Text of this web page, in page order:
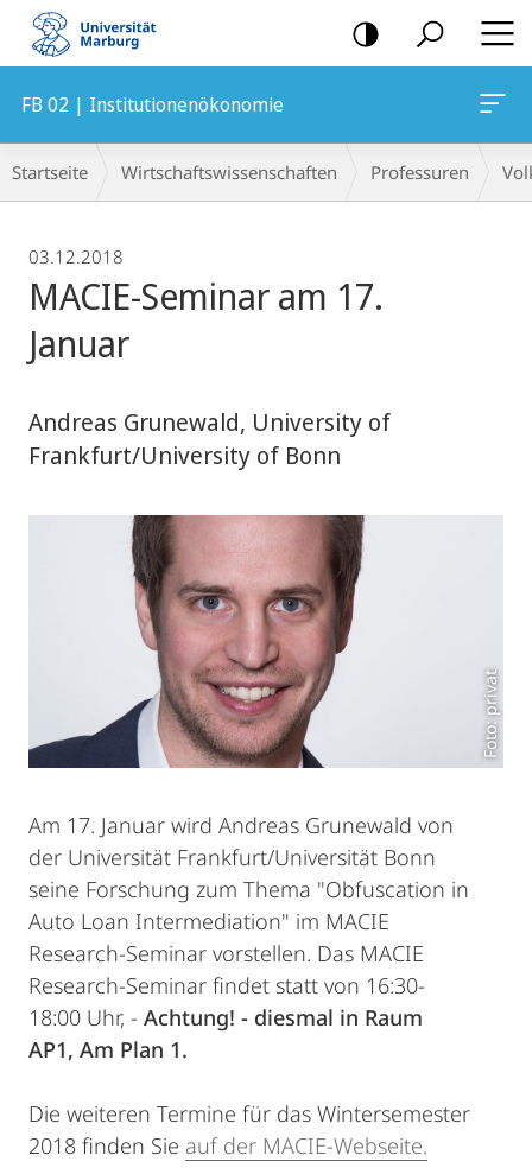
Mobile-
Navigation
FB 02 | Institutionenökonomie
Breadcrumb-
Navigation
Startseite Wirtschaftswissenschaften Professuren
03.12.2018
MACIE-Seminar am 17.
Januar
Andreas Grunewald, University of
Frankfurt/University of Bonn
Foto: privat
Am 17. Januar wird Andreas Grunewald von
der Universität Frankfurt/Universität Bonn
seine Forschung zum Thema "Obfuscation in
Auto Loan Intermediation" im MACIE
Research-Seminar vorstellen. Das MACIE
Research-Seminar findet statt von 16:30-
18:00 Uhr, - Achtung! - diesmal in Raum
AP1, Am Plan 1.
Die weiteren Termine für das Wintersemester
2018 finden Sie auf der MACIE-Webseite.